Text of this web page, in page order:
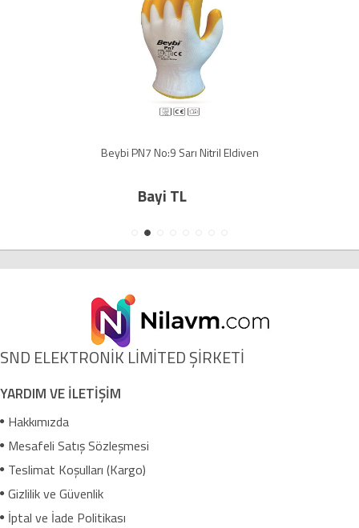
Beybi PN7 No:9 Sarı Nitril Eldiven
Bayi TL
SND ELEKTRONİK LİMİTED ŞİRKETİ
YARDIM VE İLETİŞİM
Hakkımızda
Mesafeli Satış Sözleşmesi
Teslimat Koşulları (Kargo)
Gizlilik ve Güvenlik
İptal ve İade Politikası